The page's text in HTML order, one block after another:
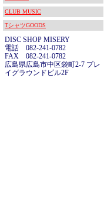
CLUB MUSIC
TシャツGOODS
DISC SHOP MISERY
電話 082-241-0782
FAX 082-241-0782
広島県広島市中区袋町2-7 プレ
イグラウンドビル2F